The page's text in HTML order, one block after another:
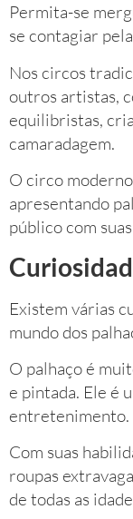
Permita-se
se contagiar
Nos circos
outros artistas,
equilibristas,
camaradagem.
O circo
apresentando
público com
Existem várias
mundo dos
O palhaço é
e pintada. Ele é
entretenimento.
Com suas
roupas
de todas as